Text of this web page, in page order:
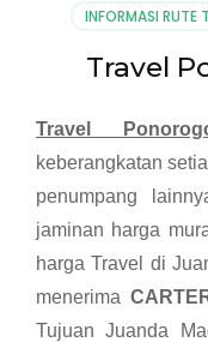
INFORMASI RUTE
Travel
Travel
keberangkatan
penumpang
jaminan harga
harga Travel di
menerima
Tujuan Juanda